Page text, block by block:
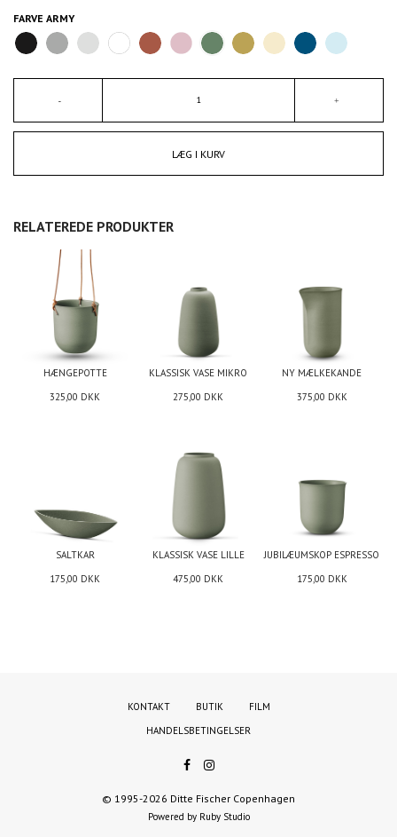
FARVE ARMY
LÆG I KURV
RELATEREDE PRODUKTER
HÆNGEPOTTE
325,00 DKK
KLASSISK VASE MIKRO
275,00 DKK
NY MÆLKEKANDE
375,00 DKK
SALTKAR
175,00 DKK
KLASSISK VASE LILLE
475,00 DKK
JUBILÆUMSKOP ESPRESSO
175,00 DKK
KONTAKT BUTIK
FILM
HANDELSBETINGELSER
© 1995-2026 Ditte Fischer Copenhagen
Powered by Ruby Studio